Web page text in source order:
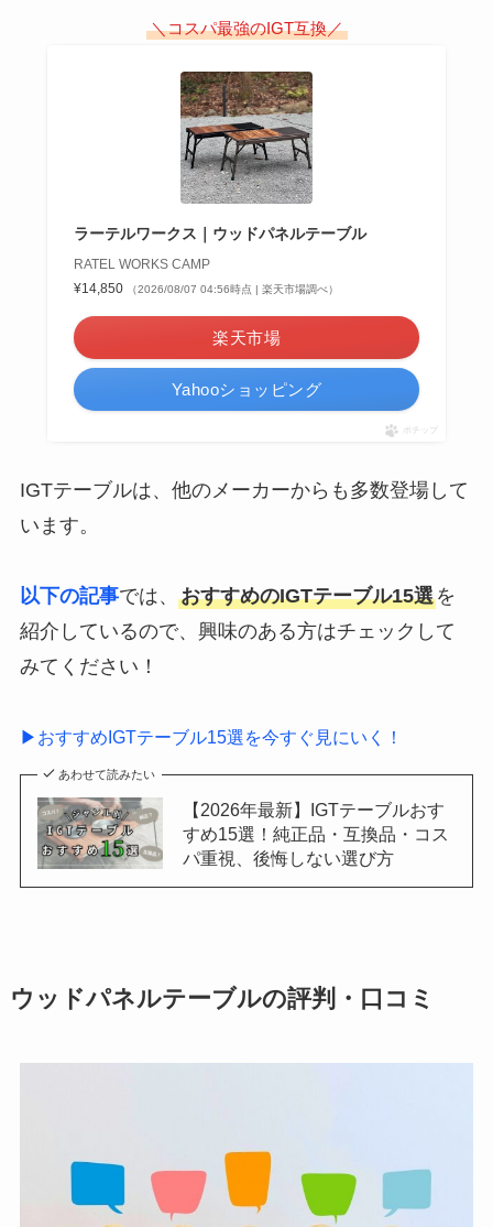
＼コスパ最強のIGT互換／
ラーテルワークス｜ウッドパネルテーブル
RATEL WORKS CAMP
¥14,850
（2026/08/07 04:56時点 | 楽天市場調べ）
楽天市場
Yahooショッピング
ポチップ
IGTテーブルは、他のメーカーからも多数登場して
います。
以下の記事では、 おすすめのIGTテーブル15選を
紹介しているので、興味のある方はチェックして
みてください！
▶おすすめIGTテーブル15選を今すぐ見にいく！
あわせて読みたい
【2026年最新】IGTテーブルおす
すめ15選！純正品・互換品・コス
パ重視、後悔しない選び方
ウッドパネルテーブルの評判・口コミ